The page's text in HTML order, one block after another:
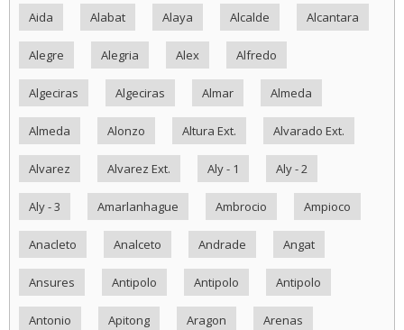
Aida Alabat Alaya Alcalde Alcantara
Alegre Alegria Alex Alfredo
Algeciras Algeciras Almar Almeda
Almeda Alonzo Altura Ext. Alvarado Ext.
Alvarez Alvarez Ext. Aly - 1 Aly - 2
Aly - 3 Amarlanhague Ambrocio Ampioco
Anacleto Analceto Andrade Angat
Ansures Antipolo Antipolo Antipolo
Antonio Apitong Aragon Arenas